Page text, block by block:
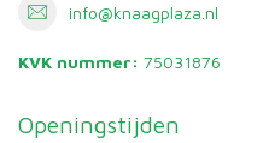
info@knaagplaza.nl
KVK nummer: 75031876
Openingstijden